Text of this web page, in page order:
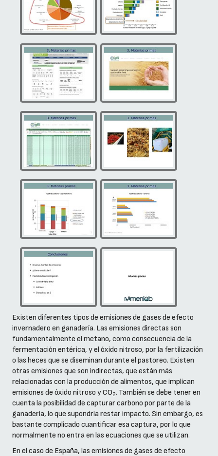
Existen diferentes tipos de emisiones de gases de efecto
invernadero en ganadería. Las emisiones directas son
fundamentalmente el metano, como consecuencia de la
fermentación entérica, y el óxido nitroso, por la fertilización
o las heces que se diseminan durante el pastoreo. Existen
otras emisiones que son indirectas, que están más
relacionadas con la producción de alimentos, que implican
emisiones de óxido nitroso y CO2. También se debe tener en
cuenta la posibilidad de capturar carbono por parte de la
ganadería, lo que supondría restar impacto. Sin embargo, es
bastante complicado cuantificar esa captura, por lo que
normalmente no entra en las ecuaciones que se utilizan.
En el caso de España, las emisiones de gases de efecto